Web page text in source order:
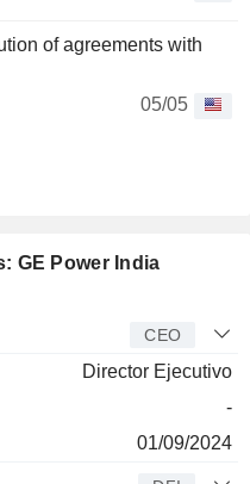
of agreements with
05/05
GE Power India
CEO
Director Ejecutivo
-
01/09/2024